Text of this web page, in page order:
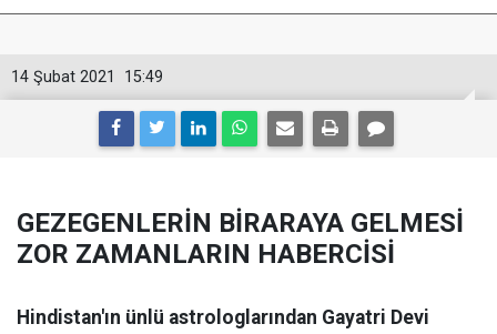
15:49
14 Şubat 2021
GEZEGENLERİN BİRARAYA GELMESİ
ZOR ZAMANLARIN HABERCİSİ
Hindistan'ın ünlü astrologlarından Gayatri Devi